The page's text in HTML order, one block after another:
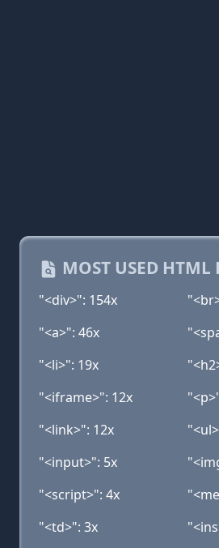
MOST USED HTML
"<div>": 154x
"<a>": 46x
"<li>": 19x
"<iframe>": 12x
"<link>": 12x
"<input>": 5x
"<script>": 4x
"<td>": 3x